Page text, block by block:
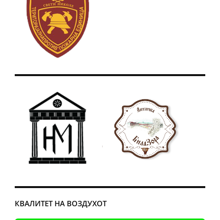
КВАЛИТЕТ НА ВОЗДУХОТ